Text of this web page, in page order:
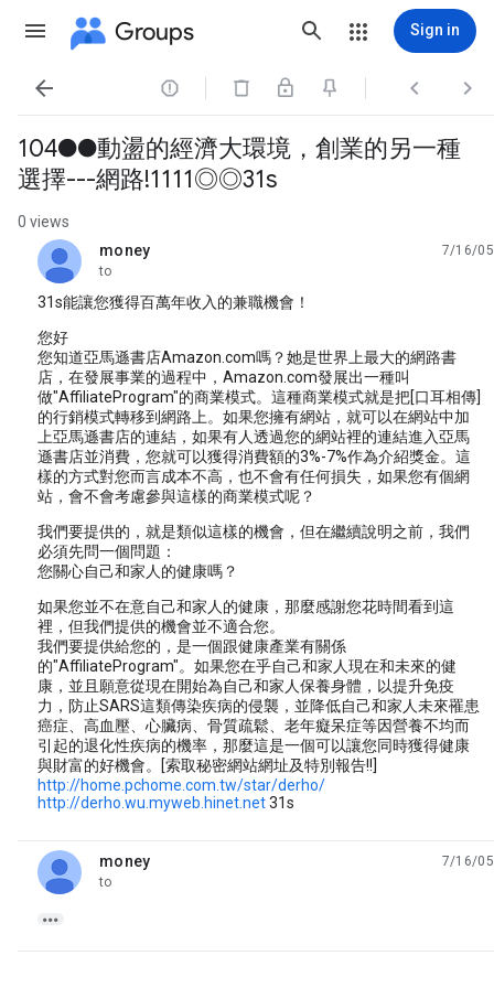
Groups Sign in
   
104●●動盪的經濟大環境，創業的另一種
選擇---網路!1111◎◎31s
0 views
money
unread,
7/16/05
to
31s能讓您獲得百萬年收入的兼職機會！
您好
您知道亞馬遜書店Amazon.com嗎？她是世界上最大的網路書
店，在發展事業的過程中，Amazon.com發展出一種叫
做"AffiliateProgram"的商業模式。這種商業模式就是把[口耳相傳]
的行銷模式轉移到網路上。如果您擁有網站，就可以在網站中加
上亞馬遜書店的連結，如果有人透過您的網站裡的連結進入亞馬
遜書店並消費，您就可以獲得消費額的3%-7%作為介紹獎金。這
樣的方式對您而言成本不高，也不會有任何損失，如果您有個網
站，會不會考慮參與這樣的商業模式呢？
我們要提供的，就是類似這樣的機會，但在繼續說明之前，我們
必須先問一個問題：
您關心自己和家人的健康嗎？
如果您並不在意自己和家人的健康，那麼感謝您花時間看到這
裡，但我們提供的機會並不適合您。
我們要提供給您的，是一個跟健康產業有關係
的"AffiliateProgram"。如果您在乎自己和家人現在和未來的健
康，並且願意從現在開始為自己和家人保養身體，以提升免疫
力，防止SARS這類傳染疾病的侵襲，並降低自己和家人未來罹患
癌症、高血壓、心臟病、骨質疏鬆、老年癡呆症等因營養不均而
引起的退化性疾病的機率，那麼這是一個可以讓您同時獲得健康
與財富的好機會。[索取秘密網站網址及特別報告!!]
http://home.pchome.com.tw/star/derho/
http://derho.wu.myweb.hinet.net31s
money
unread,
7/16/05
to
